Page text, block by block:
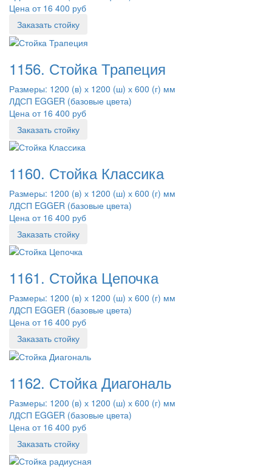
Цена от 16 400 руб
Заказать стойку
1156. Стойка Трапеция
Размеры: 1200 (в) х 1200 (ш) х 600 (г) мм
ЛДСП EGGER (базовые цвета)
Цена от 16 400 руб
Заказать стойку
1160. Стойка Классика
Размеры: 1200 (в) х 1200 (ш) х 600 (г) мм
ЛДСП EGGER (базовые цвета)
Цена от 16 400 руб
Заказать стойку
1161. Стойка Цепочка
Размеры: 1200 (в) х 1200 (ш) х 600 (г) мм
ЛДСП EGGER (базовые цвета)
Цена от 16 400 руб
Заказать стойку
1162. Стойка Диагональ
Размеры: 1200 (в) х 1200 (ш) х 600 (г) мм
ЛДСП EGGER (базовые цвета)
Цена от 16 400 руб
Заказать стойку